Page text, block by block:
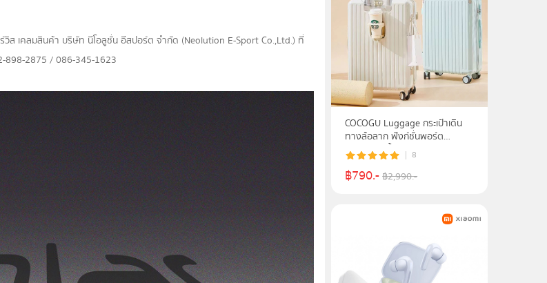
ส เคลมสินค้า บริษัท นีโอลูชั่น อีสปอร์ต จำกัด (Neolution E-Sport Co.,Ltd.) ที่
898-2875 / 086-345-1623
COCOGU Luggage กระเป๋าเดิน
ทางล้อลาก ฟังก์ชั่นพอร์ต
ชาร์จUSB น้ำหนักเบา รุ่น 206
8
฿790.-฿2,990.-